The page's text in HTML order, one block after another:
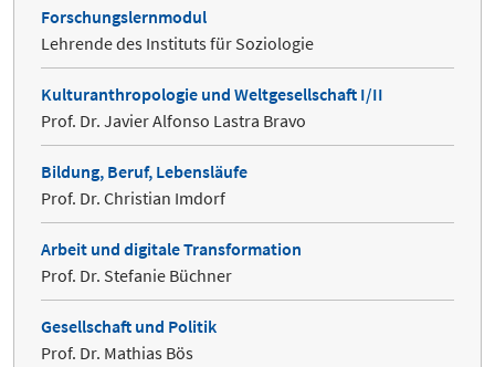
Forschungslernmodul
Lehrende des Instituts für Soziologie
Kulturanthropologie und Weltgesellschaft I/II
Prof. Dr. Javier Alfonso Lastra Bravo
Bildung, Beruf, Lebensläufe
Prof. Dr. Christian Imdorf
Arbeit und digitale Transformation
Prof. Dr. Stefanie Büchner
Gesellschaft und Politik
Prof. Dr. Mathias Bös